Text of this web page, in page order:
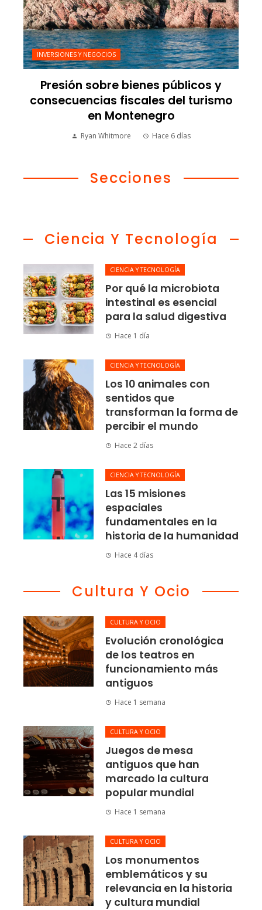
INVERSIONES Y NEGOCIOS
Presión sobre bienes públicos y
consecuencias fiscales del turismo
en Montenegro
Ryan Whitmore Hace 6 días
Secciones
Ciencia Y Tecnología
CIENCIA Y TECNOLOGÍA
Por qué la microbiota
intestinal es esencial
para la salud digestiva
Hace 1 día
CIENCIA Y TECNOLOGÍA
Los 10 animales con
sentidos que
transforman la forma de
percibir el mundo
Hace 2 días
CIENCIA Y TECNOLOGÍA
Las 15 misiones
espaciales
fundamentales en la
historia de la humanidad
Hace 4 días
Cultura Y Ocio
CULTURA Y OCIO
Evolución cronológica
de los teatros en
funcionamiento más
antiguos
Hace 1 semana
CULTURA Y OCIO
Juegos de mesa
antiguos que han
marcado la cultura
popular mundial
Hace 1 semana
CULTURA Y OCIO
Los monumentos
emblemáticos y su
relevancia en la historia
y cultura mundial